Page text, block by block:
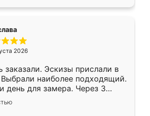
2026
заказали. Эскизы прислали в
наиболее подходящий.
день для замера. Через 3
была уже готова. Остались
Спасибо Ренессанс